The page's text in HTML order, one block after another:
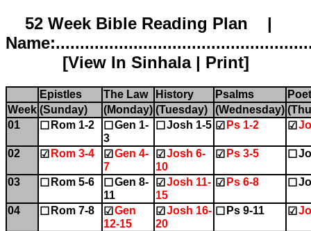
52 Week Bible Reading Plan |
[View In Sinhala| Print]
Epistles The Law History Psalms
Week (Sunday) (Monday) (Tuesday) (Wednesday)
01
☐ Rom 1-2 ☐ Gen 1-
3
☐ Josh 1-5 ☑ Ps 1-2 ☑
02 ☑ Rom 3-4 ☑ Gen 4-
7
☑ Josh 6-
10
☑ Ps 3-5 ☐
03 ☐ Rom 5-6 ☐ Gen 8-
11
☑ Josh 11-
15
☑ Ps 6-8 ☐
04 ☐ Rom 7-8 ☑ Gen
12-15
☑ Josh 16-
20
☐ Ps 9-11 ☑